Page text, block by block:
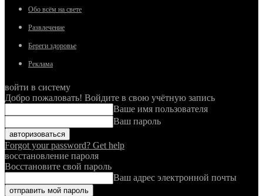
Обо всём на свете
Развлечение
Береги здоровье
Реклама
войти в систему
Добро пожаловать! Войдите в свою учётную запись
Ваше имя пользователя
Ваш пароль
Forgot your password? Get help
восстановление пароля
Восстановите свой пароль
Ваш адрес электронной почты